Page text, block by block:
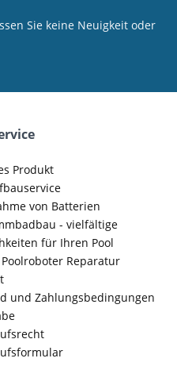
Sie keine Neuigkeit oder
Produkt
von Batterien
- vielfältige
für Ihren Pool
Reparatur
und Zahlungsbedingungen